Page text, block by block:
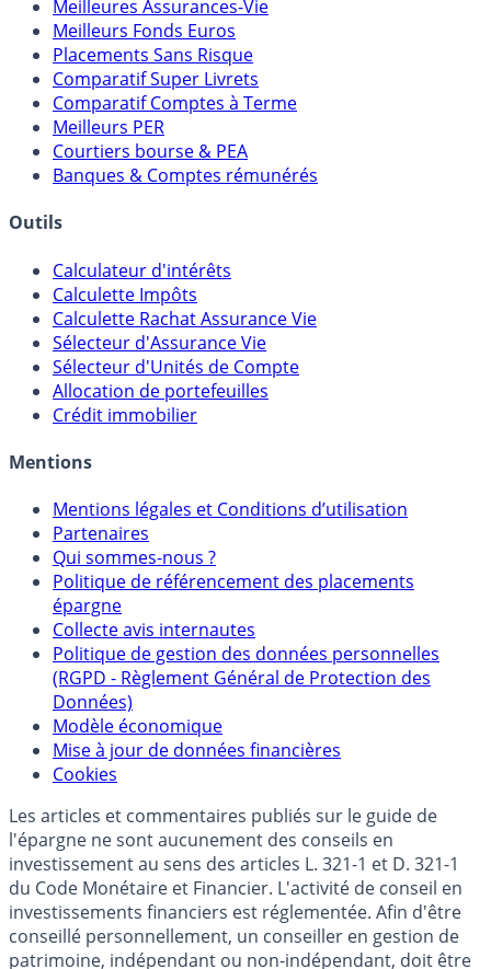
Meilleures Assurances-Vie
Meilleurs Fonds Euros
Placements Sans Risque
Comparatif Super Livrets
Comparatif Comptes à Terme
Meilleurs PER
Courtiers bourse & PEA
Calculateur d'intérêts
Calculette Impôts
Calculette Rachat Assurance Vie
Sélecteur d'Assurance Vie
Sélecteur d'Unités de Compte
Allocation de portefeuilles
Mentions légales et Conditions d’utilisation
Partenaires
Qui sommes-nous ?
Politique de référencement des placements
épargne
Collecte avis internautes
Politique de gestion des données personnelles
(RGPD - Règlement Général de Protection des
Données)
Modèle économique
Mise à jour de données financières
Cookies
Les articles et commentaires publiés sur le guide de
l'épargne ne sont aucunement des conseils en
investissement au sens des articles L. 321-1 et D. 321-1
du Code Monétaire et Financier. L'activité de conseil en
investissements financiers est réglementée. Afin d'être